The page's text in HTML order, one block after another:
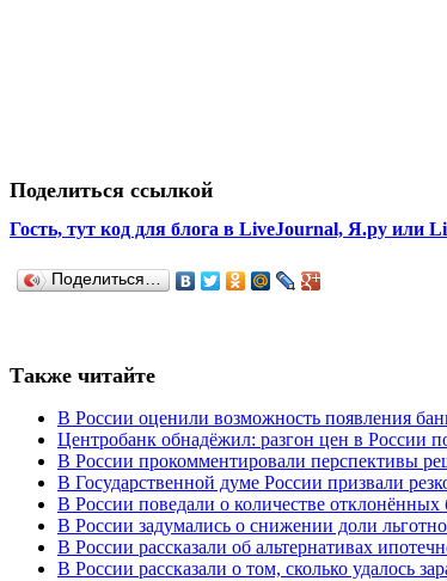
Поделиться ссылкой
Гость, тут код для блога в LiveJournal, Я.ру или
Поделиться…
Также читайте
В России оценили возможность появления
Центробанк обнадёжил: разгон цен в России
В России прокомментировали перспективы
В Государственной думе России призвали
В России поведали о количестве
В России задумались о снижении доли
В России рассказали об альтернативах
В России рассказали о том, сколько удалось